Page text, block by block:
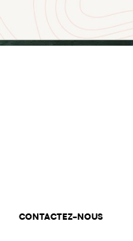
CONTACTEZ-NOUS